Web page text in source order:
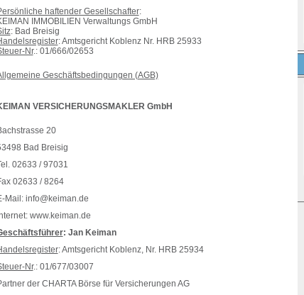
haftender Gesellschafter:
IMMOBILIEN Verwaltungs GmbH
: Bad Breisig
: Amtsgericht Koblenz Nr. HRB 25933
Nr.: 01/666/02653
Geschäftsbedingungen (AGB)
VERSICHERUNGSMAKLER GmbH
20
Bad Breisig
02633 / 97031
02633 / 8264
Mail: info@keiman.de
www.keiman.de
: Jan Keiman
: Amtsgericht Koblenz, Nr. HRB 25934
Nr.: 01/677/03007
der CHARTA Börse für Versicherungen AG